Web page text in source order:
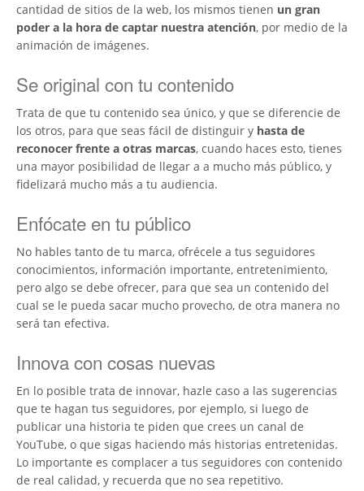
cantidad de sitios de la web, los mismos tienen un gran
poder a la hora de captar nuestra atención, por medio de la
animación de imágenes.
Se original con tu contenido
Trata de que tu contenido sea único, y que se diferencie de
los otros, para que seas fácil de distinguir y hasta de
reconocer frente a otras marcas, cuando haces esto, tienes
una mayor posibilidad de llegar a a mucho más público, y
fidelizará mucho más a tu audiencia.
Enfócate en tu público
No hables tanto de tu marca, ofrécele a tus seguidores
conocimientos, información importante, entretenimiento,
pero algo se debe ofrecer, para que sea un contenido del
cual se le pueda sacar mucho provecho, de otra manera no
será tan efectiva.
Innova con cosas nuevas
En lo posible trata de innovar, hazle caso a las sugerencias
que te hagan tus seguidores, por ejemplo, si luego de
publicar una historia te piden que crees un canal de
YouTube, o que sigas haciendo más historias entretenidas.
Lo importante es complacer a tus seguidores con contenido
de real calidad, y recuerda que no sea repetitivo.